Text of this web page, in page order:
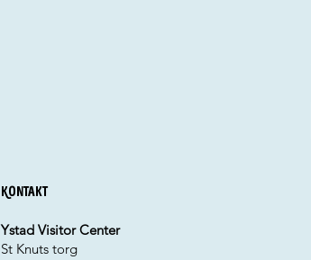
Kontakt
Ystad Visitor Center
St Knuts torg